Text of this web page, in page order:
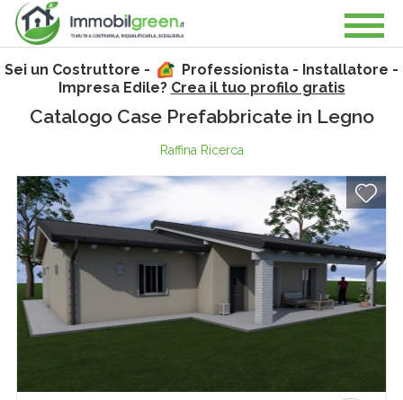
Sei un Costruttore -
Professionista - Installatore -
Impresa Edile? Crea il tuo profilo gratis
Catalogo Case Prefabbricate in Legno
Raffina Ricerca